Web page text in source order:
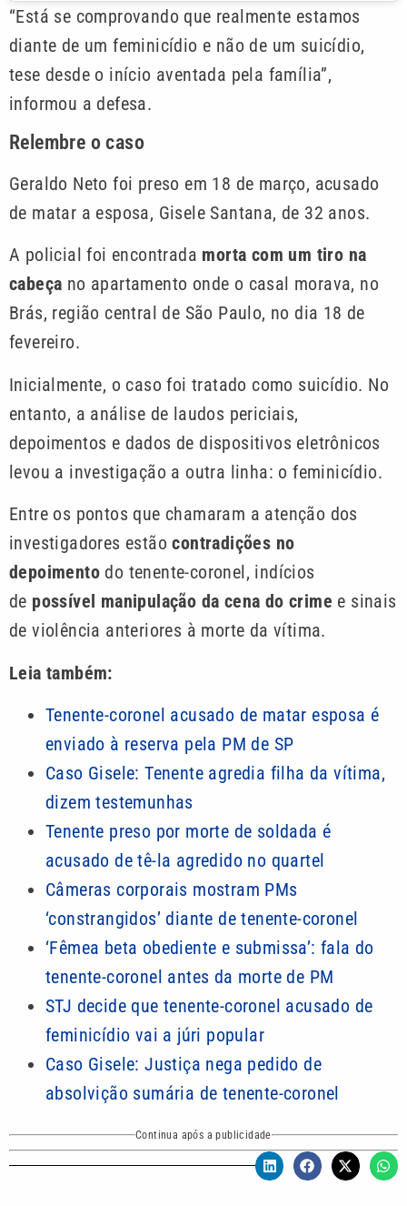
“Está se comprovando que realmente estamos
diante de um feminicídio e não de um suicídio,
tese desde o início aventada pela família”,
informou a defesa.
Relembre o caso
Geraldo Neto foi preso em 18 de março, acusado
de matar a esposa, Gisele Santana, de 32 anos.
A policial foi encontrada morta com um tiro na
cabeça no apartamento onde o casal morava, no
Brás, região central de São Paulo, no dia 18 de
fevereiro.
Inicialmente, o caso foi tratado como suicídio. No
entanto, a análise de laudos periciais,
depoimentos e dados de dispositivos eletrônicos
levou a investigação a outra linha: o feminicídio.
Entre os pontos que chamaram a atenção dos
investigadores estãocontradições no
depoimento do tenente-coronel, indícios
de possível manipulação da cena do crime e sinais
de violência anteriores à morte da vítima.
Leia também:
Tenente-coronel acusado de matar esposa é
enviado à reserva pela PM de SP
Caso Gisele: Tenente agredia filha da vítima,
dizem testemunhas
Tenente preso por morte de soldada é
acusado de tê-la agredido no quartel
Câmeras corporais mostram PMs
‘constrangidos’ diante de tenente-coronel
‘Fêmea beta obediente e submissa’: fala do
tenente-coronel antes da morte de PM
STJ decide que tenente-coronel acusado de
feminicídio vai a júri popular
Caso Gisele: Justiça nega pedido de
absolvição sumária de tenente-coronel
Continua após a publicidade